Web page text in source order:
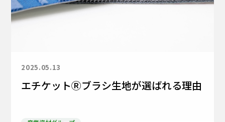
2025.05.13
エチケットⓇブラシ生地が選ばれる理由